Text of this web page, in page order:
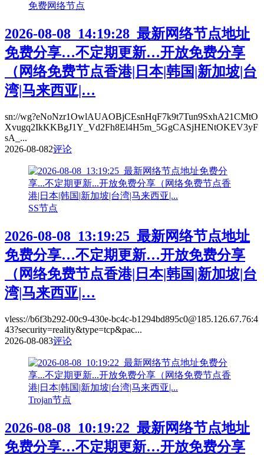
免费网络节点
2026-08-08_14:19:28_最新网络节点地址
免费分享…不定期更新…开放免费分享
（网络免费节点香港|日本|韩国|新加坡|台
湾|马来西亚|…
sn://wg?eNoNzr1OwlAUAOBjCEsnHqF7k9t7Tun9SxhA21CMtO
Xvugq2IkKKBgJ1Y_Vd2Fh8El4H5m_5GgCASjHENtOKEV3yF
sA_...
2026-08-082评论
SS节点
2026-08-08_13:19:25_最新网络节点地址
免费分享…不定期更新…开放免费分享
（网络免费节点香港|日本|韩国|新加坡|台
湾|马来西亚|…
vless://b6f3b292-00c9-430e-bc4c-b1294bd895c0@185.126.67.76:4
43?security=reality&type=tcp&pac...
2026-08-083评论
Trojan节点
2026-08-08_10:19:22_最新网络节点地址
免费分享…不定期更新…开放免费分享